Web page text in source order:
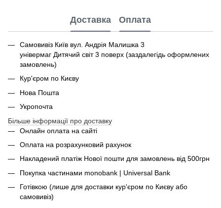
Доставка Оплата
Самовивіз Київ вул. Андрія Малишка 3
універмаг Дитячий світ 3 поверх (заздалегідь оформлених
замовлень)
Кур'єром по Києву
Нова Пошта
Укропочта
Більше інформації про доставку
Онлайн оплата на сайті
Оплата на розрахунковий рахунок
Накладений платіж Нової пошти для замовлень від 500грн
Покупка частинами monobank | Universal Bank
Готівкою (лише для доставки кур'єром по Києву або
самовивіз)